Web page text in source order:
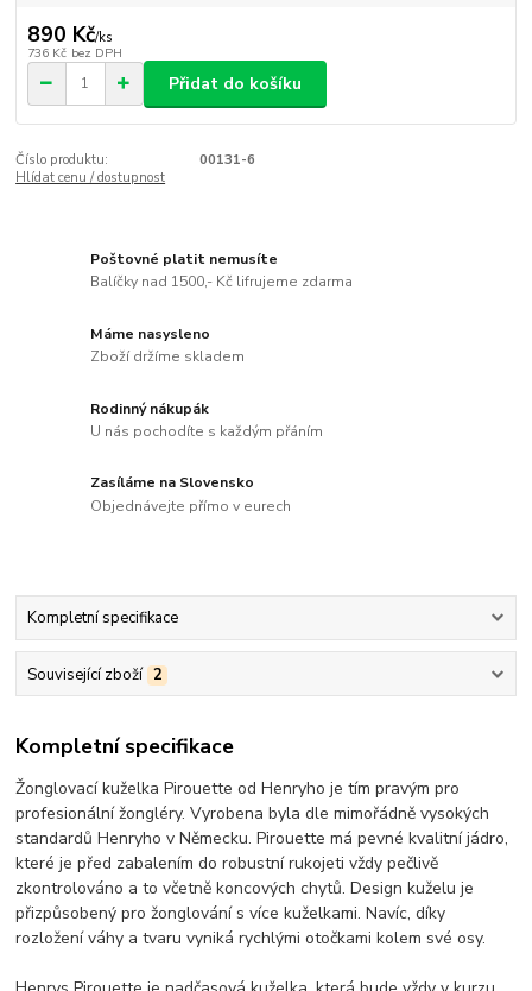
890 Kč/ks
736 Kč bez DPH
Přidat do košíku
Číslo produktu:
00131-6
Hlídat cenu / dostupnost
Poštovné platit nemusíte
Balíčky nad 1500,- Kč lifrujeme zdarma
Máme nasysleno
Zboží držíme skladem
Rodinný nákupák
U nás pochodíte s každým přáním
Zasíláme na Slovensko
Objednávejte přímo v eurech
Kompletní specifikace
Související zboží 2
Kompletní specifikace
Žonglovací kuželka Pirouette od Henryho je tím pravým pro
profesionální žongléry. Vyrobena byla dle mimořádně vysokých
standardů Henryho v Německu. Pirouette má pevné kvalitní jádro,
které je před zabalením do robustní rukojeti vždy pečlivě
zkontrolováno a to včetně koncových chytů. Design kuželu je
přizpůsobený pro žonglování s více kuželkami. Navíc, díky
rozložení váhy a tvaru vyniká rychlými otočkami kolem své osy.